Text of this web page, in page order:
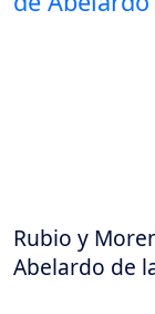
Rubio y
Abelardo de